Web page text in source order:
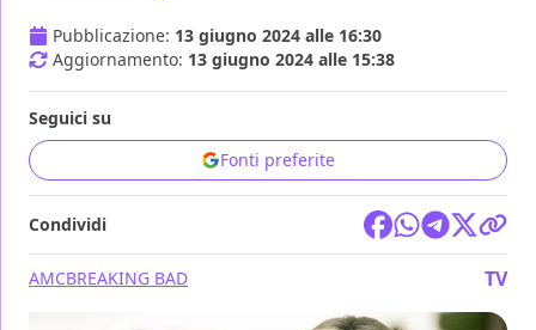
Pubblicazione: 13 giugno 2024 alle 16:30
Aggiornamento: 13 giugno 2024 alle 15:38
Seguici su
Fonti preferite
Condividi
AMCBREAKING BAD TV